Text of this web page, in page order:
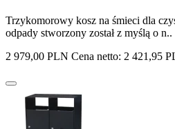
Trzykomorowy kosz na śmieci dla
odpady stworzony został z myślą o n..
2 979,00 PLN Cena netto: 2 421,95